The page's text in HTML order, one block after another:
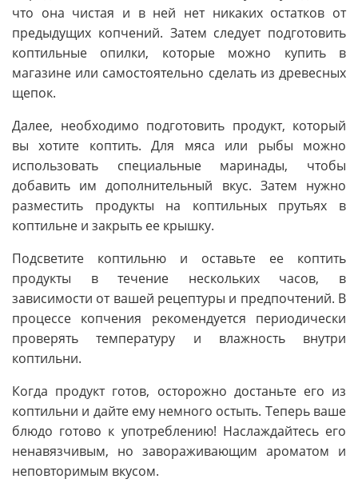
что она чистая и в ней нет никаких остатков от
предыдущих копчений. Затем следует подготовить
коптильные опилки, которые можно купить в
магазине или самостоятельно сделать из древесных
щепок.
Далее, необходимо подготовить продукт, который
вы хотите коптить. Для мяса или рыбы можно
использовать специальные маринады, чтобы
добавить им дополнительный вкус. Затем нужно
разместить продукты на коптильных прутьях в
коптильне и закрыть ее крышку.
Подсветите коптильню и оставьте ее коптить
продукты в течение нескольких часов, в
зависимости от вашей рецептуры и предпочтений. В
процессе копчения рекомендуется периодически
проверять температуру и влажность внутри
коптильни.
Когда продукт готов, осторожно достаньте его из
коптильни и дайте ему немного остыть. Теперь ваше
блюдо готово к употреблению! Наслаждайтесь его
ненавязчивым, но завораживающим ароматом и
неповторимым вкусом.